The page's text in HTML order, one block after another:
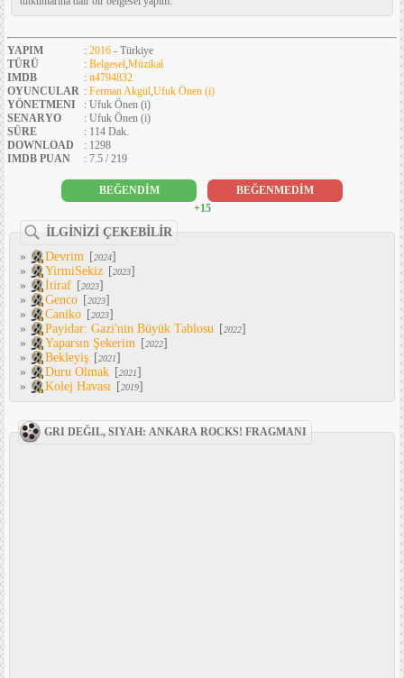
YAPIM : 2016 - Türkiye
TÜRÜ
: Belgesel Müzikal
IMDB
: tt4794832
OYUNCULAR : Ferman Akgül Ufuk Önen (i)
YÖNETMENI
: Ufuk Önen (i)
SENARYO
: Ufuk Önen (i)
SÜRE
: 114 Dak.
DOWNLOAD
: 1298
IMDB PUAN
: 7.5 / 219
BEĞENDİM
BEĞENMEDİM
+15
İLGİNİZİ ÇEKEBİLİR
»
Devrim [2024]
»
YirmiSekiz [2023]
»
İtiraf [2023]
»
Genco [2023]
»
Caniko [2023]
»
Payidar: Gazi'nin Büyük Tablosu [2022]
»
Yaparsın Şekerim [2022]
»
Bekleyiş [2021]
»
Duru Olmak [2021]
»
Kolej Havası [2019]
GRI DEĞIL, SIYAH: ANKARA ROCKS! FRAGMANI